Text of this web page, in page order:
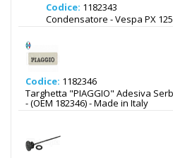
Codice: 1182343
Condensatore - Vespa PX
Codice: 1182346
Targhetta "PIAGGIO" Adesiva
- (OEM 182346) - Made in Italy